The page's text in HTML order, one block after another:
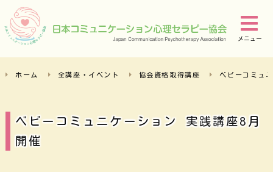
メニュー
ホーム 全講座・イベント 協会資格取得講座 ベビーコミュ
ベビーコミュニケーション 実践講座8月
開催